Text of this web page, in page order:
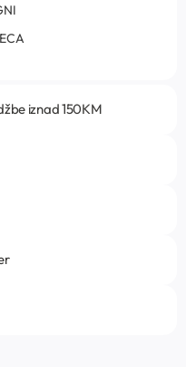
iznad 150KM